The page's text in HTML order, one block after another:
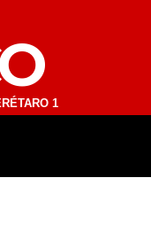
103.1 FM | SAN